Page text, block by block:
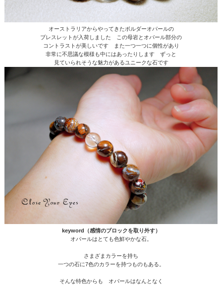
オーストラリアからやってきたボルダーオパールの
ブレスレットが入荷しました この母岩とオパール部分の
コントラストが美しいです また一つ一つに個性があり
非常に不思議な模様も中にはあったりします ずっと
見ていられそうな魅力があるユニークな石です
keyword（感情のブロックを取り外す）
オパールはとても色鮮やかな石。
さまざまカラーを持ち
一つの石に7色のカラーを持つものもある。
そんな特色からも オパールはなんとなく